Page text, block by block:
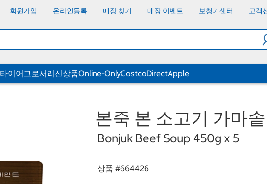
회원가입 온라인등록 매장 찾기 매장 이벤트 보청기센터 고객
타이어그로서리신상품Online-OnlyCostcoDirectApple
본죽 본 소고기 가마
Bonjuk Beef Soup 450g x 5
상품 #664426